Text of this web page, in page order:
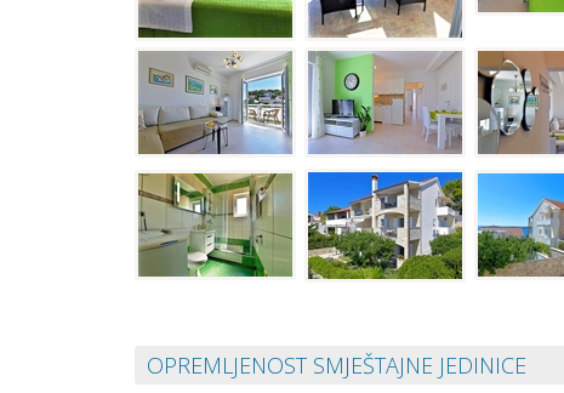
OPREMLJENOST SMJEŠTAJNE JEDINICE